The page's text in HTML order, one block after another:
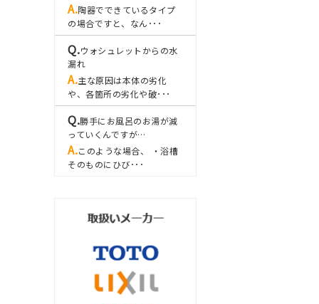
陶器でできているタイプ
の場合ですと、なん･･･
ウォシュレットからの水
漏れ
主な原因は本体の劣化
や、各箇所の劣化や破･･･
勝手にお風呂のお湯が減
っていくんですが…
このような場合、 ・浴槽
そのものにひび･･･